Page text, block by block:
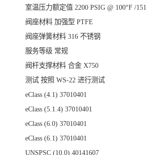
室温压力额定值 2200 PSIG @ 100°F /
阀座材料 加强型 PTFE
阀座弹簧材料 316 不锈钢
服务等级 常规
阀杆支撑材料 合金 X750
测试 按照 WS-22 进行测试
eClass (4.1) 37010401
eClass (5.1.4) 37010401
eClass (6.0) 37010401
eClass (6.1) 37010401
UNSPSC (10.0) 40141607